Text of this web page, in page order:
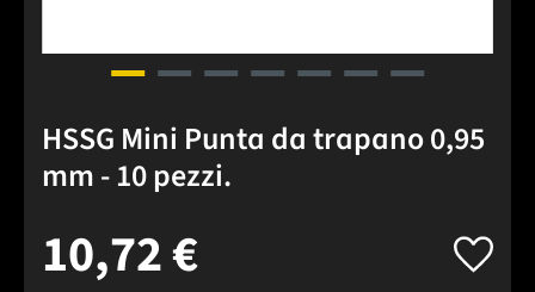
HSSG Mini Punta da trapano 0,95
mm - 10 pezzi.
10,72 €